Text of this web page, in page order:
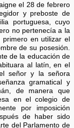
el 28 de febrero
y preboste de
portuguesa, cuyo
no pertenecía a la
en utilizar el
de su posesión.
de la educación de
al latín, en el
señor y la señora
gramatical y
de manera que
en el colegio de
por imposición
de haber sido
del Parlamento de